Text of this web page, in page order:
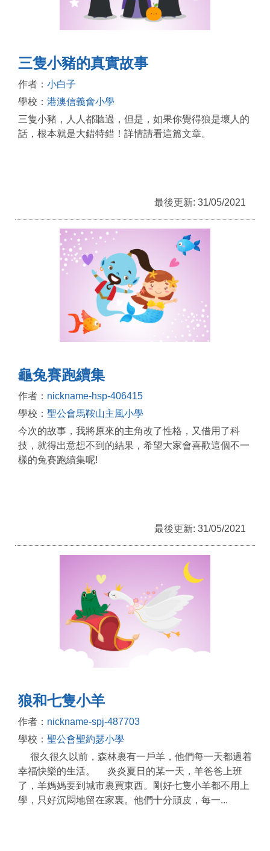
三隻小豬的真實故事
作者： 小白子
學校： 港澳信義會小學
三隻小豬，人人都聽過，但是，如果你覺得狼是壞人的
話，根本就是大錯特錯！詳情請看這篇文章。
最後更新: 31/05/2021
龜兔賽跑續集
作者： nickname-hsp-406415
學校： 聖公會馬鞍山主風小學
今次的故事，我將原來的主角改了性格，又借用了科
技，就得出意想不到的結果，希望大家會喜歡這個不一
樣的兔賽跑續集呢!
最後更新: 31/05/2021
狼和七隻小羊
作者： nickname-spj-487703
學校： 聖公會聖約瑟小學
很久很久以前，森林裏有一戶羊，他們每一天都過着
幸福快樂的生活。 炎炎夏日的某一天，羊爸爸上班
了，羊媽媽要到城市裏買東西。剛好七隻小羊都不用上
學，只好沉悶地留在家裏。他們十分頑皮，每一...